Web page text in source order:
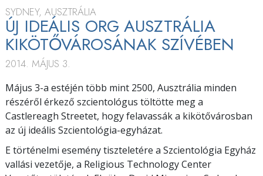
BEMUTATÓ
MEGNYITÓ
SYDNEY, AUSZTRÁLIA
ÚJ IDEÁLIS ORG AUSZTRÁLIA
KIKÖTŐVÁROSÁNAK SZÍVÉBEN
2014. MÁJUS 3.
Május 3-a estéjén több mint 2500, Ausztrália minden
részéről érkező szcientológus töltötte meg a
Castlereagh Streetet, hogy felavassák a kikötővárosban
az új ideális Szcientológia-egyházat.
E történelmi esemény tiszteletére a Szcientológia Egyház
vallási vezetője, a Religious Technology Center